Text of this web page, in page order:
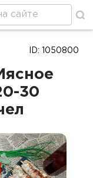
30
ID: 1050800